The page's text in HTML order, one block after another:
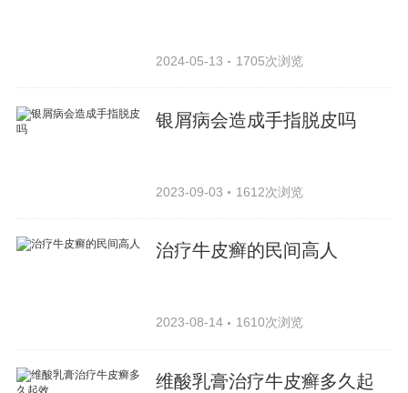
2024-05-13 1705次浏览
银屑病会造成手指脱皮吗
2023-09-03 1612次浏览
治疗牛皮癣的民间高人
2023-08-14 1610次浏览
维酸乳膏治疗牛皮癣多久起